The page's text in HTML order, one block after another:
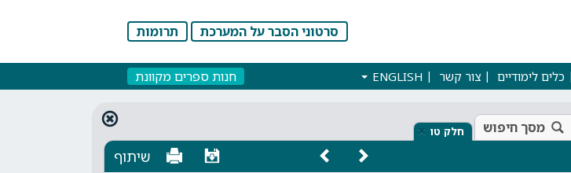
סרטוני הסבר על המערכת תרומות
כלים לימודיים צור קשר ENGLISH חנות ספרים מקוונת
מסך חיפוש חלק טו ×
שיתוף